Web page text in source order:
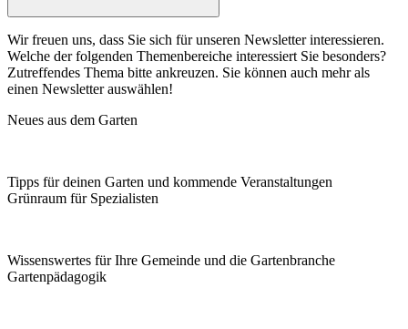
Wir freuen uns, dass Sie sich für unseren Newsletter interessieren.
Welche der folgenden Themenbereiche interessiert Sie besonders?
Zutreffendes Thema bitte ankreuzen. Sie können auch mehr als
einen Newsletter auswählen!
Neues aus dem Garten
Tipps für deinen Garten und kommende Veranstaltungen
Grünraum für Spezialisten
Wissenswertes für Ihre Gemeinde und die Gartenbranche
Garten­pädagogik